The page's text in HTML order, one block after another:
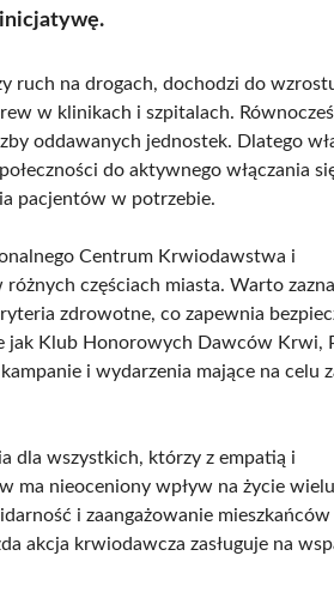
inicjatywę.
ruch na drogach, dochodzi do
w klinikach i szpitalach.
oddawanych jednostek. Dlatego
do aktywnego włączania
pacjentów w potrzebie.
Centrum Krwiodawstwa i
częściach miasta. Warto
zdrowotne, co zapewnia
jak Klub Honorowych Dawców Krwi,
i wydarzenia mające na celu
dla wszystkich, którzy z empatią i
ma nieoceniony wpływ na życie
i zaangażowanie mieszkańców
akcja krwiodawcza zasługuje na